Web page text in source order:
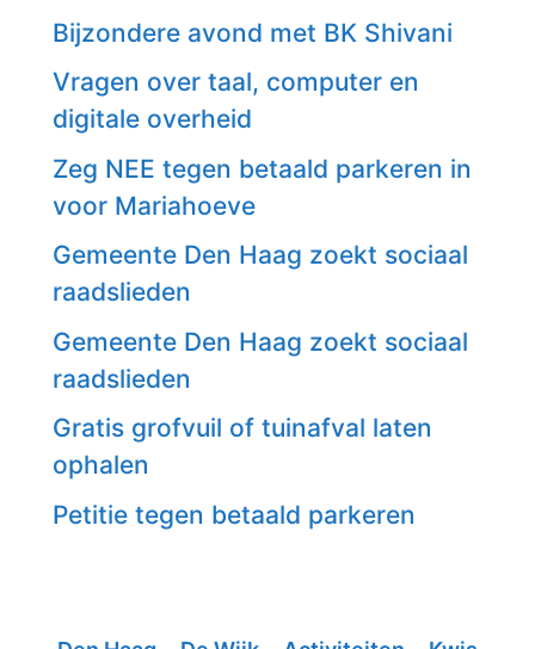
Bijzondere avond met BK Shivani
Vragen over taal, computer en
digitale overheid
Zeg NEE tegen betaald parkeren in
voor Mariahoeve
Gemeente Den Haag zoekt sociaal
raadslieden
Gemeente Den Haag zoekt sociaal
raadslieden
Gratis grofvuil of tuinafval laten
ophalen
Petitie tegen betaald parkeren